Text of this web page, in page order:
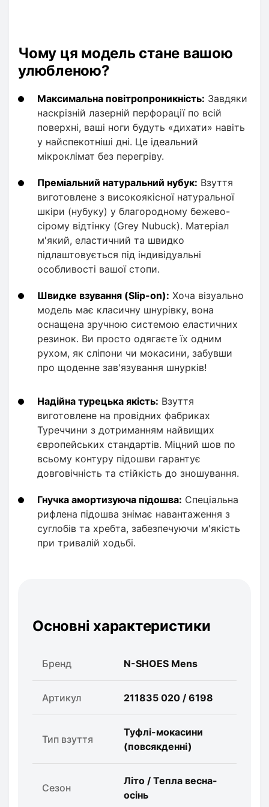
Чому ця модель стане вашою
улюбленою?
Максимальна повітропроникність: Завдяки
наскрізній лазерній перфорації по всій
поверхні, ваші ноги будуть «дихати» навіть
у найспекотніші дні. Це ідеальний
мікроклімат без перегріву.
Преміальний натуральний нубук: Взуття
виготовлене з високоякісної натуральної
шкіри (нубуку) у благородному бежево-
сірому відтінку (Grey Nubuck). Матеріал
м'який, еластичний та швидко
підлаштовується під індивідуальні
особливості вашої стопи.
Швидке взування (Slip-on): Хоча візуально
модель має класичну шнурівку, вона
оснащена зручною системою еластичних
резинок. Ви просто одягаєте їх одним
рухом, як сліпони чи мокасини, забувши
про щоденне зав'язування шнурків!
Надійна турецька якість: Взуття
виготовлене на провідних фабриках
Туреччини з дотриманням найвищих
європейських стандартів. Міцний шов по
всьому контуру підошви гарантує
довговічність та стійкість до зношування.
Гнучка амортизуюча підошва: Спеціальна
рифлена підошва знімає навантаження з
суглобів та хребта, забезпечуючи м'якість
при тривалій ходьбі.
Основні характеристики
Бренд N-SHOES Mens
Артикул 211835 020 / 6198
Тип взуття
Туфлі-мокасини
(повсякденні)
Сезон
Літо / Тепла весна-
осінь